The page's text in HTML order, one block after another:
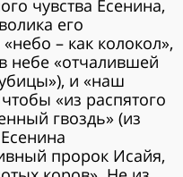
чувства Есенина,
его
– как колокол»,
небе «отчалившей
и «наш
«из распятого
гвоздь» (из
пророк Исайя,